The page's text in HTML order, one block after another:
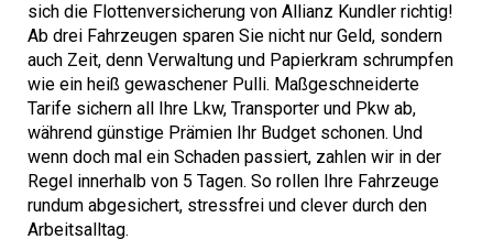
sich die Flottenversicherung von Allianz Kundler richtig!
Ab drei Fahrzeugen sparen Sie nicht nur Geld, sondern
auch Zeit, denn Verwaltung und Papierkram schrumpfen
wie ein heiß gewaschener Pulli. Maßgeschneiderte
Tarife sichern all Ihre Lkw, Transporter und Pkw ab,
während günstige Prämien Ihr Budget schonen. Und
wenn doch mal ein Schaden passiert, zahlen wir in der
Regel innerhalb von 5 Tagen. So rollen Ihre Fahrzeuge
rundum abgesichert, stressfrei und clever durch den
Arbeitsalltag.